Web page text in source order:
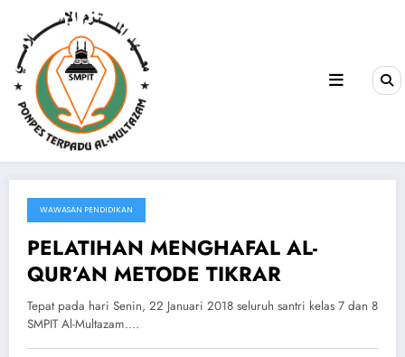
January 22, 2018
WAWASAN PENDIDIKAN
PELATIHAN MENGHAFAL AL-
QUR’AN METODE TIKRAR
Tepat pada hari Senin, 22 Januari 2018 seluruh santri kelas 7 dan 8
SMPIT Al-Multazam.…